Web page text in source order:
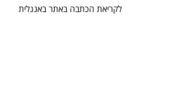
לקריאת הכתבה באתר באנגלית